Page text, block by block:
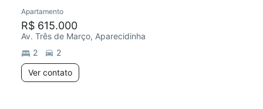
Redecorar
Apartamento
R$ 615.000
Av. Três de Março, Aparecidinha
2
2
Ver contato